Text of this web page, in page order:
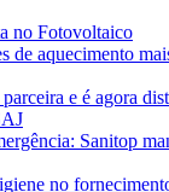
no Fotovoltaico
de aquecimento
e é agora
Sanitop
no